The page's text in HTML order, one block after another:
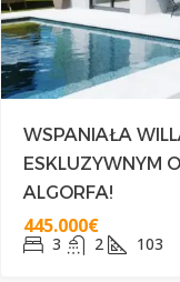
WSPANIAŁA
ESKLUZYWNYM
ALGORFA!
445.000€
3 2 103